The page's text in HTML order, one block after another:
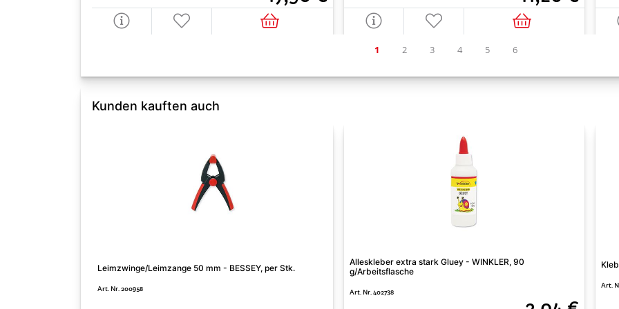
Kunden kauften auch
Leimzwinge/Leimzange 50 mm - BESSEY, per Stk.
Art. Nr. 200958
Alleskleber extra stark Gluey - WINKLER, 90
g/Arbeitsflasche
Art. Nr. 402738
Art.